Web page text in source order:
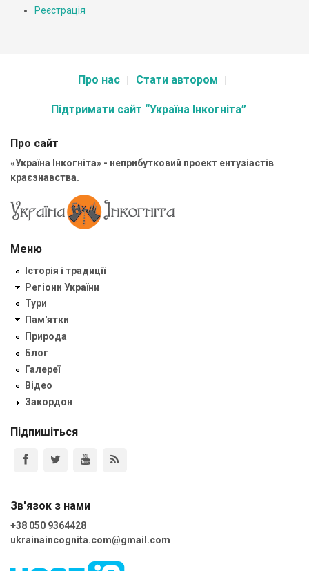
Реєстрація
Про нас Стати автором
Підтримати сайт “Україна Інкогніта”
Про сайт
«Україна Інкогніта» - неприбутковий проект ентузіастів
краєзнавства.
Меню
Історія і традиції
Регіони України
Тури
Пам'ятки
Природа
Блог
Галереї
Відео
Закордон
Підпишіться
Зв'язок з нами
+38 050 9364428
ukrainaincognita.com@gmail.com